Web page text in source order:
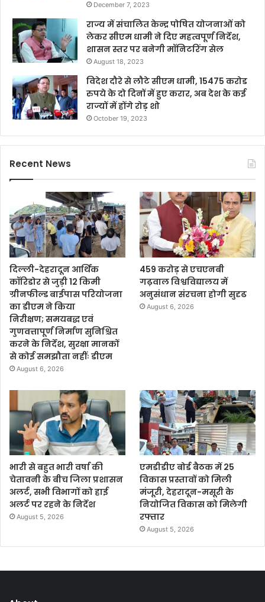
December 7, 2023
राज्य में संचालित केन्द्र पोषित योजनाओं को
लेकर सीएम धामी ने दिए महत्वपूर्ण निर्देश,
शासन स्तर पर बनेगी मॉनिटरिंग सेल
August 18, 2023
विदेश दौरे से लौटे सीएम धामी, 15475 करोड
रुपये के दो दिनों में हुए करार, अब देश के कई
राज्यों में होंगे रोड़ शो
October 19, 2023
Recent News
दिल्ली-देहरादून आर्थिक
कॉरिडोर से जुड़ी 12 किमी
ग्रीनफील्ड बाईपास परियोजना
का डीएम ने किया
निरीक्षण; समयबद्ध एवं
गुणवत्तापूर्ण निर्माण सुनिश्चित
करने के निर्देश, सुरक्षा मानकों
से कोई समझौता नहींः डीएम
August 6, 2026
459 करोड़ से एचएनबी
गढ़वाल विश्वविद्यालय में
अनुसंधान संरचना होगी सुदृढ
August 6, 2026
भारी से बहुत भारी वर्षा की
चेतावनी के बीच जिला प्रशासन
अलर्ट, सभी विभागों को हाई
अलर्ट पर रहने के निर्देश
August 5, 2026
एमडीडीए बोर्ड बैठक में 25
विकास प्रस्तावों को मिली
मंजूरी, देहरादून-मसूरी के
नियोजित विकास को मिलेगी
रफ्तार
August 5, 2026